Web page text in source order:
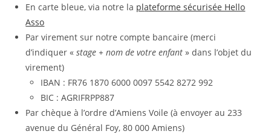
En carte bleue, via notre la plateforme sécurisée Hello
Asso
Par virement sur notre compte bancaire (merci
d’indiquer «stage + nom de votre enfant » dans l’objet du
virement)
IBAN : FR76 1870 6000 0097 5542 8272 992
BIC : AGRIFRPP887
Par chèque à l’ordre d’Amiens Voile (à envoyer au 233
avenue du Général Foy, 80 000 Amiens)